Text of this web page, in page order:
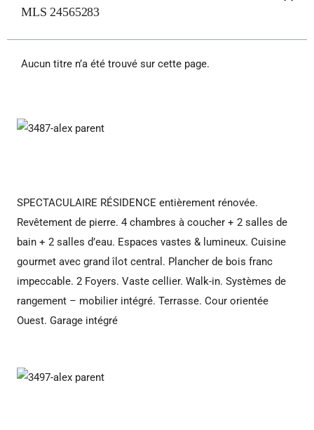
MLS 24565283
Aucun titre n’a été trouvé sur cette page.
SPECTACULAIRE RÉSIDENCE entièrement rénovée.
Revêtement de pierre. 4 chambres à coucher + 2 salles de
bain + 2 salles d’eau. Espaces vastes & lumineux. Cuisine
gourmet avec grand îlot central. Plancher de bois franc
impeccable. 2 Foyers. Vaste cellier. Walk-in. Systèmes de
rangement – mobilier intégré. Terrasse. Cour orientée
Ouest. Garage intégré